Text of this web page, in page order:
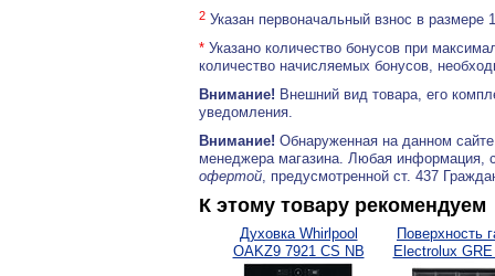
2 Указан первоначальный взнос в
* Указано количество бонусов при
количество начисляемых бонусов,
Внимание! Внешний вид товара, его
уведомления.
Внимание! Обнаруженная на данном
менеджера магазина. Любая информация,
офертой, предусмотренной ст. 437
К этому товару рекомендуем
Духовка Whirlpool
OAKZ9 7921 CS NB
Поверхность
Electrolux